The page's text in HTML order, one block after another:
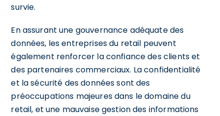
survie.
En assurant une gouvernance adéquate des
données, les entreprises du retail peuvent
également renforcer la confiance des clients et
des partenaires commerciaux. La confidentialité
et la sécurité des données sont des
préoccupations majeures dans le domaine du
retail, et une mauvaise gestion des informations